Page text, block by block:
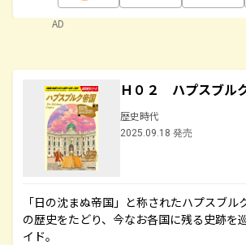
AD
Ｈ０２ ハプスブル
歴史時代
2025.09.18 発売
「日の沈まぬ帝国」と称されたハプスブル
の歴史をたどり、今なお各国に残る史跡を
イド。